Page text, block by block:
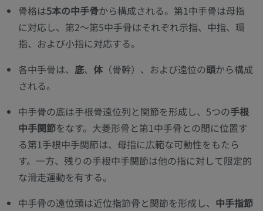
骨格は5本の中手骨から構成される。第1中手骨は母指
に対応し、第2〜第5中手骨はそれぞれ示指、中指、環
指、および小指に対応する。
各中手骨は、 底、 体 （骨幹）、および遠位の頭から構成
される。
中手骨の底は手根骨遠位列と関節を形成し、5つの手根
中手関節をなす。大菱形骨と第1中手骨との間に位置す
る第1手根中手関節は、母指に広範な可動性をもたら
す。一方、残りの手根中手関節は他の指に対して限定的
な滑走運動を有する。
中手骨の遠位頭は近位指節骨と関節を形成し、 中手指節